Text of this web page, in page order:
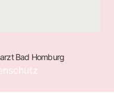
Bad Homburg